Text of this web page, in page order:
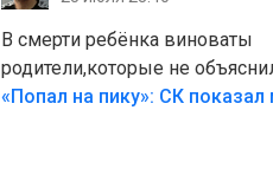
В смерти ребёнка виноваты
родители,которые не
что такое хорошо и что такое